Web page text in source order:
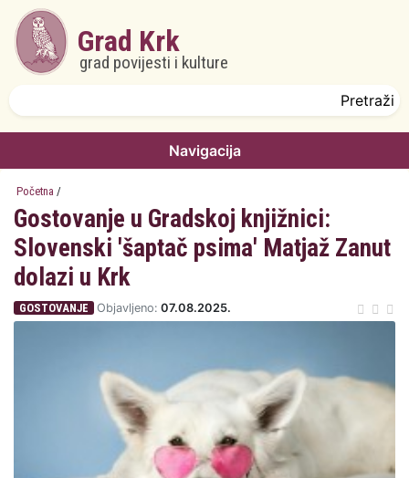
Skoči na glavni sadržaj
Grad Krk
grad povijesti i kulture
Navigacija
Početna /
Gostovanje u Gradskoj knjižnici:
Slovenski 'šaptač psima' Matjaž Zanut
dolazi u Krk
GOSTOVANJE Objavljeno: 07.08.2025.